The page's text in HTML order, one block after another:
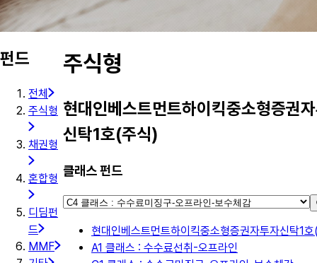
펀드
전체
주식형
채권형
혼합형
디딤펀
드
MMF
주식형
현대인베스트먼트하이킥중소형증권
신탁1호(주식)
클래스 펀드
현대인베스트먼트하이킥중소형증권자투자신탁1
A1 클래스 : 수수료선취-오프라인